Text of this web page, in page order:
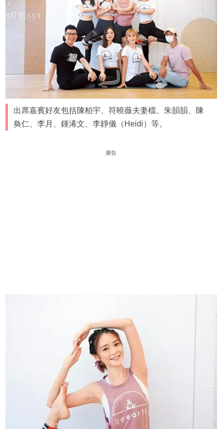
出席嘉賓好友包括陳柏宇、符曉薇夫妻檔、朱韻韻、陳
奐仁、李月、鍾浠文、李靜儀（Heidi）等。
廣告